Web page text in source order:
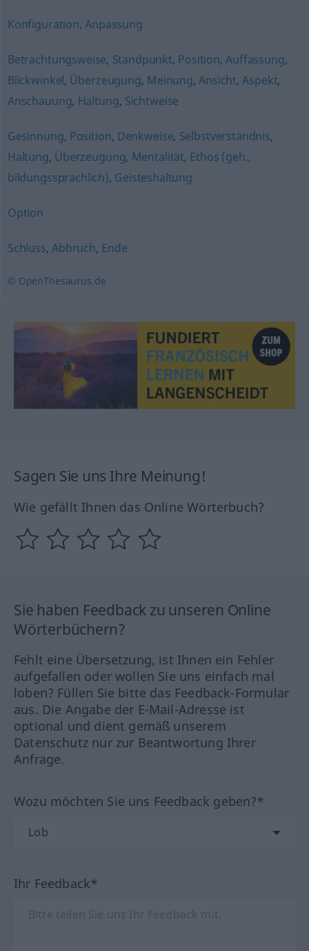
Konfiguration,Anpassung
Betrachtungsweise, Standpunkt, Position,Auffassung,
Blickwinkel, Überzeugung, Meinung,Ansicht,Aspekt,
Anschauung, Haltung, Sichtweise
Gesinnung, Position, Denkweise, Selbstverständnis,
Haltung, Überzeugung, Mentalität, Ethos (geh.,
bildungssprachlich), Geisteshaltung
Option
Schluss,Abbruch, Ende
© OpenThesaurus.de
Sagen Sie uns Ihre Meinung!
Wie gefällt Ihnen das Online Wörterbuch?
Sie haben Feedback zu unseren Online
Wörterbüchern?
Fehlt eine Übersetzung, ist Ihnen ein Fehler
aufgefallen oder wollen Sie uns einfach mal
loben? Füllen Sie bitte das Feedback-Formular
aus. Die Angabe der E-Mail-Adresse ist
optional und dient gemäß unserem
Datenschutz nur zur Beantwortung Ihrer
Anfrage.
Wozu möchten Sie uns Feedback geben?*
Ihr Feedback*